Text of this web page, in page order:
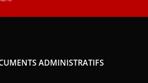
ADMINISTRATIFS